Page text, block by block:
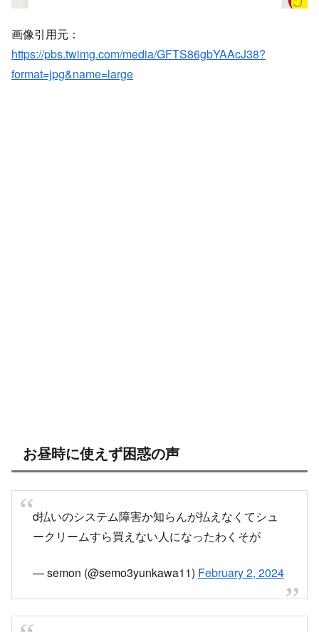
画像引用元：
https://pbs.twimg.com/media/GFTS86gbYAAcJ38?
format=jpg&name=large
お昼時に使えず困惑の声
d払いのシステム障害か知らんが払えなくてシュ
ークリームすら買えない人になったわくそが
— semon (@semo3yunkawa11) February 2, 2024